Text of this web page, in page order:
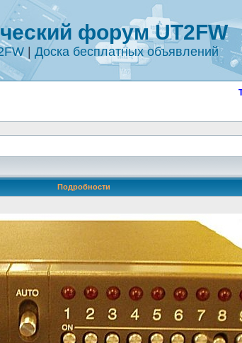
форум UT2FW
| Доска бесплатных объявлений
Подробности